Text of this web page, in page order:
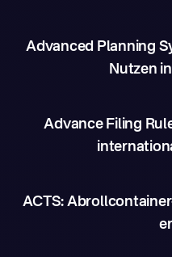
Advanced Planning
Nutzen
Advance Filing
ACTS: